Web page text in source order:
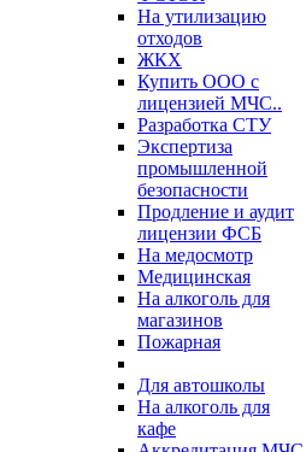
На утилизацию
отходов
ЖКХ
Купить ООО с
лицензией МЧС..
Разработка СТУ
Экспертиза
промышленной
безопасности
Продление и аудит
лицензии ФСБ
На медосмотр
Медицинская
На алкоголь для
магазинов
Пожарная
Для автошколы
На алкоголь для
кафе